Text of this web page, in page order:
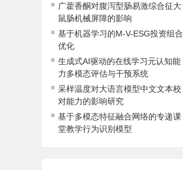
广藿香酮对腹泻型肠易激综合征大
鼠肠机械屏障的影响
基于机器学习的M-V-ESG投资组合
优化
生成式AI驱动的在线学习元认知能
力多模态评估与干预系统
采样温度对大语言模型中文文本校
对能力的影响研究
基于多模态特征融合网络的专递课
堂教学行为识别模型